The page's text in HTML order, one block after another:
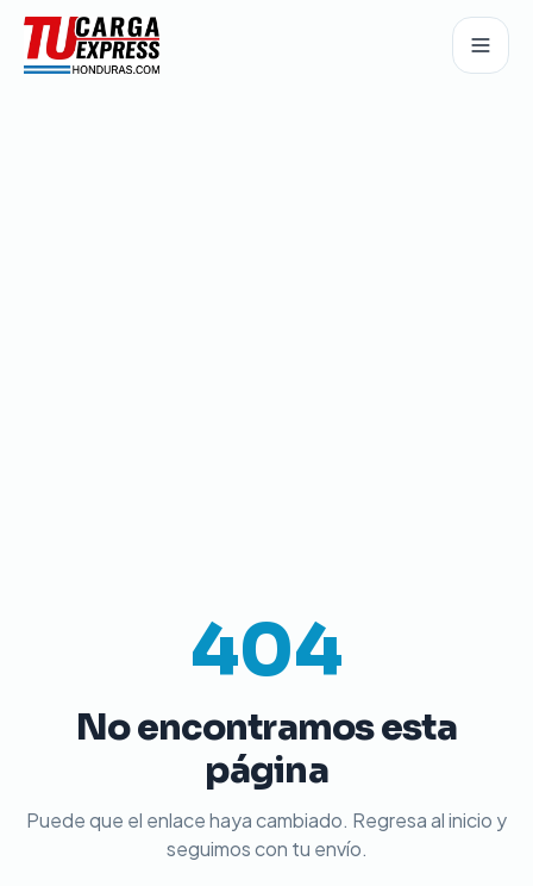
404
No encontramos esta
página
Puede que el enlace haya cambiado. Regresa al inicio y
seguimos con tu envío.